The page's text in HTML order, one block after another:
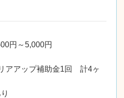
円～5,000円
アアップ補助金1回 計4ヶ